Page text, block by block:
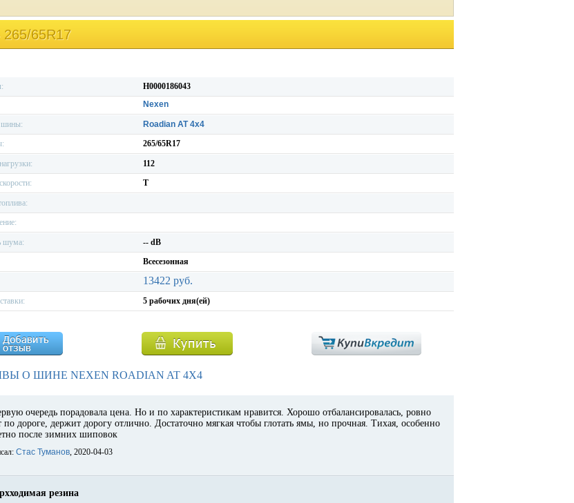
65R17
H0000186043
Nexen
шины:
Roadian AT 4x4
265/65R17
112
T
шума:
-- dB
Всесезонная
13422 руб.
5 рабочих дня(ей)
О ШИНЕ NEXEN ROADIAN AT 4X4
очередь порадовала цена. Но и по характеристикам нравится. Хорошо отбалансировалась, ровно
по дороге, держит дорогу отлично. Достаточно мягкая чтобы глотать ямы, но прочная. Тихая, особенно
после зимних шиповок
Стас Туманов, 2020-04-03
резина